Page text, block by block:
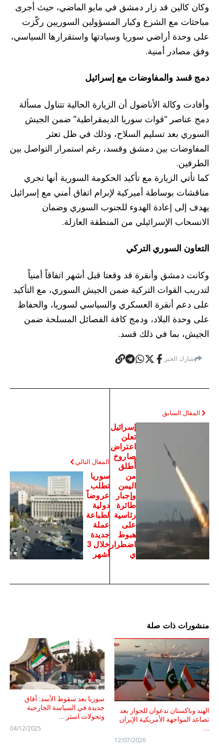
وكان كالين قد زار دمشق في مايو الماضي، حيث أجرى
مباحثات مع الشرع وكبار المسؤولين السوريين ركّزت
على وحدة أراضي سوريا وسيادتها واستقرارها السياسي،
وفق مصادر أمنية.
دمج قسد والمفاوضات مع إسرائيل
وأفادت وكالة الأناضول أن الزيارة الحالية تتناول مسألة
دمج عناصر “قوات سوريا الديمقراطية” ضمن الجيش
السوري بعد تسليم السلاح، وذلك في ظل تعثر
المفاوضات بين دمشق وقسد، رغم استمرار التواصل بين
الطرفين.
كما تأتي الزيارة مع تأكيد الحكومة السورية أنها تجري
مناقشات بوساطة أميركية لإبرام اتفاق أمني مع إسرائيل
يهدف إلى إعادة الهدوء للجنوب السوري وضمان
الانسحاب الإسرائيلي من المنطقة العازلة.
التعاون السوري التركي
وكانت دمشق وأنقرة قد وقعتا قبل أشهر اتفاقاً أمنياً
لتدريب القوات التركية ضمن الجيش السوري، مع التأكيد
على دعم أنقرة العسكري والسياسي لسوريا، والحفاظ
على وحدة البلاد، ودمج كافة الفصائل المسلحة ضمن
الجيش، بما في ذلك قسد.
شارك الخبر
المقال السابق
إسرائيل
تعلن
اعتراض
صاروخ
أُطلق
من
اليمن
وإجبار
طائرة
رئاسية
على
هبوط
اضطرار
ي
المقال التالي
سوريا
تطلب
عروضاً
دولية
لطباعة
عملة
جديدة
خلال 3
أشهر
منشورات ذات صلة
الهند وباكستان تدعوان للحوار بعد
تصاعد المواجهة الأمريكية الإيران
...
12/07/2026
سوريا بعد سقوط الأسد: آفاق
جديدة في السياسة الخارجية
وتحولات استر ...
04/12/2025